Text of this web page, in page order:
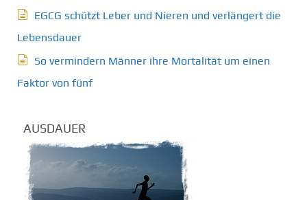
EGCG schützt Leber und Nieren und verlängert die
Lebensdauer
So vermindern Männer ihre Mortalität um einen
Faktor von fünf
AUSDAUER